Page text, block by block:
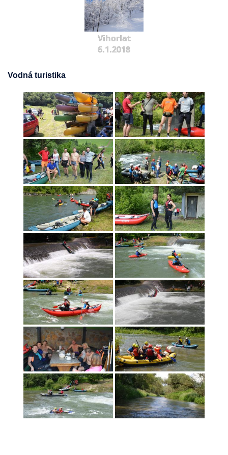
Vihorlat
6.1.2018
Vodná turistika